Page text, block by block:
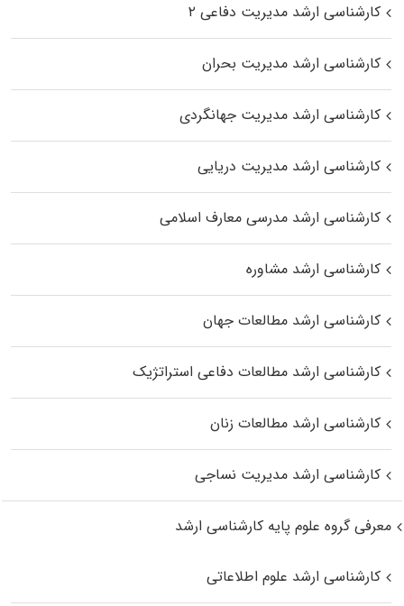
کارشناسی ارشد مدیریت دفاعی ۲
کارشناسی ارشد مدیریت بحران
کارشناسی ارشد مدیریت جهانگردی
کارشناسی ارشد مدیریت دریایی
کارشناسی ارشد مدرسی معارف اسلامی
کارشناسی ارشد مشاوره
کارشناسی ارشد مطالعات جهان
کارشناسی ارشد مطالعات دفاعی استراتژیک
کارشناسی ارشد مطالعات زنان
کارشناسی ارشد مدیریت نساجی
معرفی گروه علوم پایه کارشناسی ارشد
کارشناسی ارشد علوم اطلاعاتی